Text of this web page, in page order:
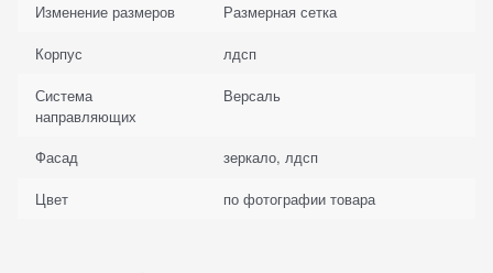
Изменение размеров
Размерная сетка
Корпус
лдсп
Система
направляющих
Версаль
Фасад
зеркало, лдсп
Цвет
по фотографии товара